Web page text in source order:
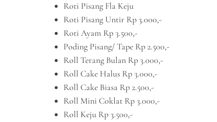
Roti Pisang Fla Keju
Roti Pisang Untir Rp 3.000,-
Roti Ayam Rp 3.500,-
Poding Pisang/ Tape Rp 2.500,-
Roll Terang Bulan Rp 3.000,-
Roll Cake Halus Rp 3.000,-
Roll Cake Biasa Rp 2.500,-
Roll Mini Coklat Rp 3.000,-
Roll Keju Rp 3.500,-